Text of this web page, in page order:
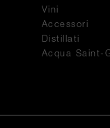
Vini
Accessori
Distillati
Acqua Saint-